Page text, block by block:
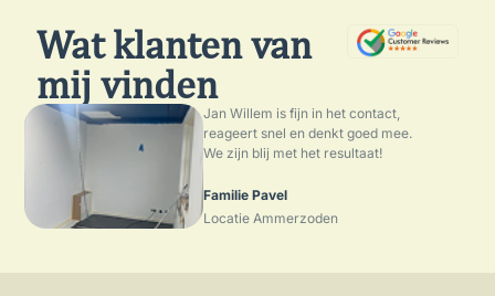
Wat klanten van
mij vinden
Jan Willem is fijn in het contact,
reageert snel en denkt goed mee.
We zijn blij met het resultaat!
Familie Pavel
Locatie Ammerzoden